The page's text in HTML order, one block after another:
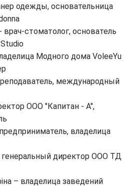
одежды, основательница
стоматолог, основатель
Модного дома VoleeYu
международный
ООО "Капитан - А",
владелица
генеральный директор ООО ТД
– владелица заведений